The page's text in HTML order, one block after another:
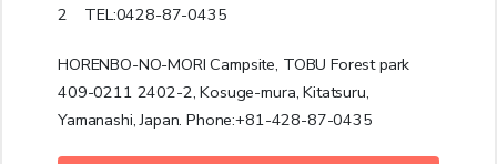
2 TEL:0428-87-0435
HORENBO-NO-MORI Campsite, TOBU Forest park
409-0211 2402-2, Kosuge-mura, Kitatsuru,
Yamanashi, Japan. Phone:+81-428-87-0435